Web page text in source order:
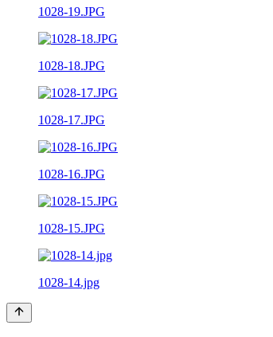
1028-19.JPG
1028-18.JPG
1028-17.JPG
1028-16.JPG
1028-15.JPG
1028-14.jpg